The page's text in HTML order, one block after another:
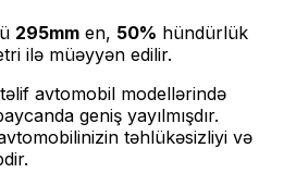
295mm en, 50% hündürlük
ilə müəyyən edilir.
avtomobil modellərində
geniş yayılmışdır.
təhlükəsizliyi və